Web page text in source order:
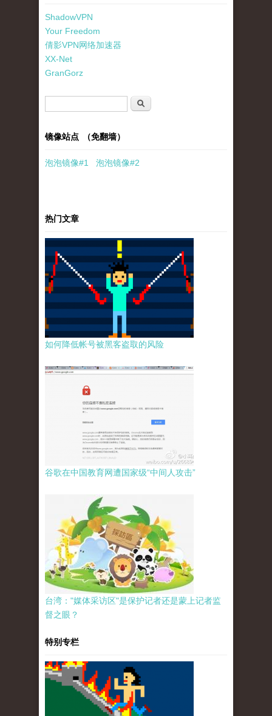
ShadowVPN
Your Freedom
倩影VPN网络加速器
XX-Net
GranGorz
搜索
镜像站点 （免翻墙）
泡泡镜像#1 泡泡镜像#2
热门文章
如何降低帐号被黑客盗取的风险
谷歌在中国教育网遭国家级“中间人攻击”
台湾："媒体采访区"是保护记者还是蒙上记者监
督之眼？
特别专栏